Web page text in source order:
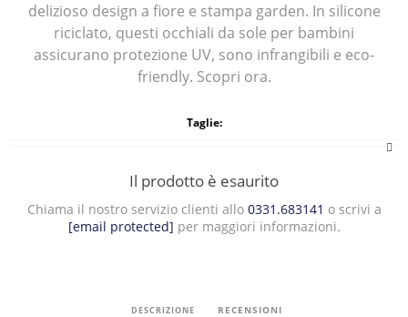
delizioso design a fiore e stampa garden. In silicone
riciclato, questi occhiali da sole per bambini
assicurano protezione UV, sono infrangibili e eco-
friendly. Scopri ora.
Taglie:
Il prodotto è esaurito
Chiama il nostro servizio clienti allo 0331.683141 o scrivi a
[email protected] per maggiori informazioni.
DESCRIZIONE RECENSIONI